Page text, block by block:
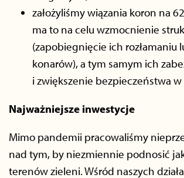
założyliśmy wiązania koron na
ma to na celu wzmocnienie
(zapobiegnięcie ich rozłamaniu
konarów), a tym samym ich
i zwiększenie bezpieczeństwa
Najważniejsze inwestycje
Mimo pandemii pracowaliśmy
nad tym, by niezmiennie podnosić
terenów zieleni. Wśród naszych